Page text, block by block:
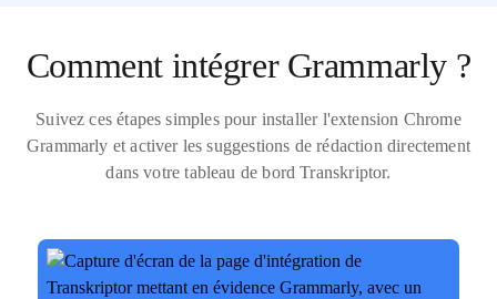
Comment intégrer Grammarly ?
Suivez ces étapes simples pour installer l'extension Chrome
Grammarly et activer les suggestions de rédaction directement
dans votre tableau de bord Transkriptor.